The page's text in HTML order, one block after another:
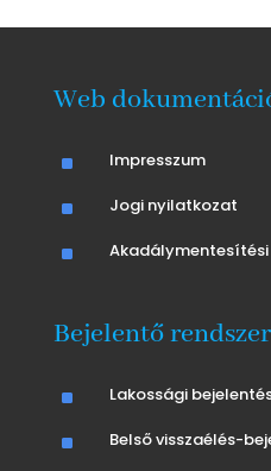
Web
^ Impresszum
^ Jogi nyilatkozat
^
Bejelentő
^ Lakossági
^ Belső visszaélés-